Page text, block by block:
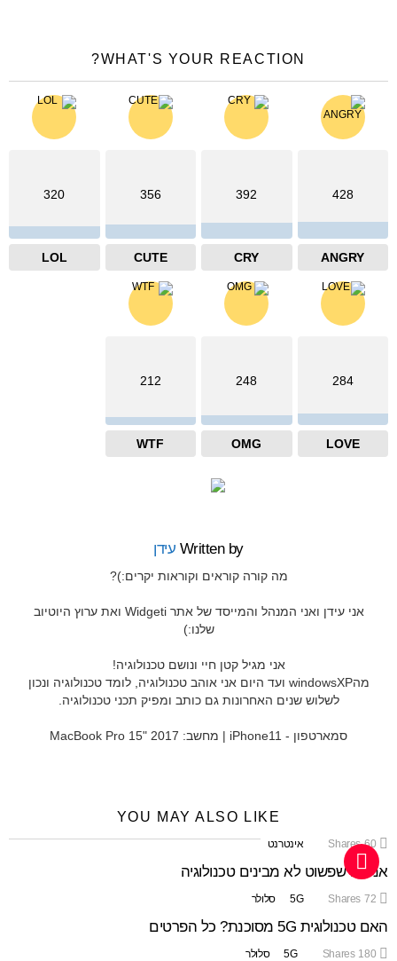
WHAT'S YOUR REACTION?
428
ANGRY
392
CRY
356
CUTE
320
LOL
284
LOVE
248
OMG
212
WTF
Written by עידן
מה קורה קוראים וקוראות יקרים:)?
אני עידן ואני המנהל והמייסד של אתר Widgeti ואת ערוץ היוטיוב
שלנו:)
אני מגיל קטן חיי ונושם טכנולוגיה!
מהwindowsXP ועד היום אני אוהב טכנולוגיה, לומד טכנולוגיה ונכון
לשלוש שנים האחרונות גם כותב ומפיק תכני טכנולוגיה.
סמארטפון - iPhone11 | מחשב: MacBook Pro 15" 2017
YOU MAY ALSO LIKE
60
Shares אינטרנט
אנשים שפשוט לא מבינים טכנולוגיה
72
Shares
5G סלולר
האם טכנולוגית 5G מסוכנת? כל הפרטים
180
Shares
5G סלולר